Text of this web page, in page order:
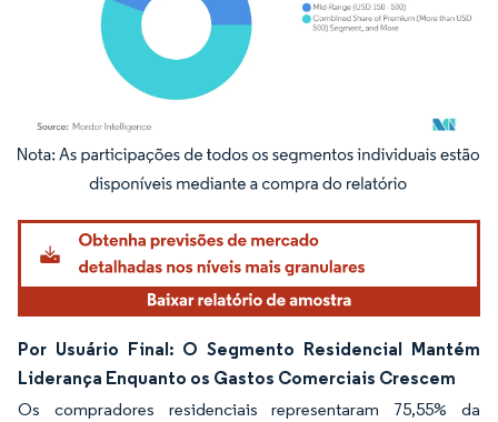
Imagem © Mordor Intelligence. O reuso requer atribuição conforme CC BY 4.0.
Por Usuário Final: O Segmento Residencial Mantém
Liderança Enquanto os Gastos Comerciais Crescem
Os compradores residenciais representaram 75,55% da